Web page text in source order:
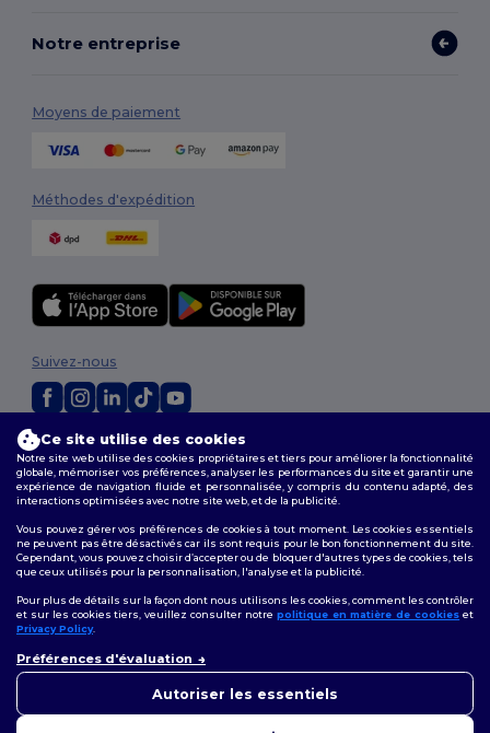
Notre entreprise
Moyens de paiement
Méthodes d'expédition
2026. Tous droits réservés
Conditions Générales|Politique de personnalisation | Politique de
Confidentialité|Politique de Cookies|Plan du Site
Suivez-nous
Ce site utilise des cookies
Notre site web utilise des cookies propriétaires et tiers pour améliorer la fonctionnalité
globale, mémoriser vos préférences, analyser les performances du site et garantir une
expérience de navigation fluide et personnalisée, y compris du contenu adapté, des
interactions optimisées avec notre site web, et de la publicité.
Vous pouvez gérer vos préférences de cookies à tout moment. Les cookies essentiels
ne peuvent pas être désactivés car ils sont requis pour le bon fonctionnement du site.
Cependant, vous pouvez choisir d’accepter ou de bloquer d'autres types de cookies, tels
que ceux utilisés pour la personnalisation, l'analyse et la publicité.
Pour plus de détails sur la façon dont nous utilisons les cookies, comment les contrôler
et sur les cookies tiers, veuillez consulter notre politique en matière de cookies et
Privacy Policy.
Préférences d'évaluation
Autoriser les essentiels
pouvez nous contacter à tout